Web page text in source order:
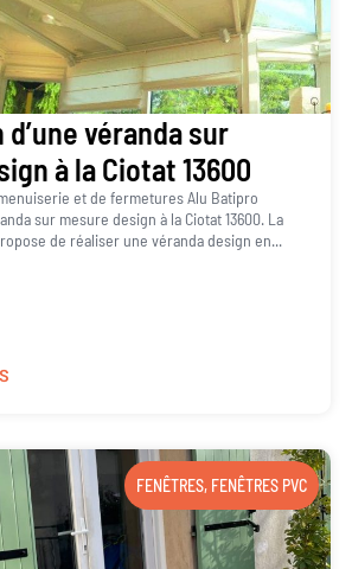
véranda sur
à la Ciotat 13600
et de fermetures Alu Batipro
sur mesure design à la Ciotat 13600. La
de réaliser une véranda design en...
FENÊTRES, FENÊTRES PVC